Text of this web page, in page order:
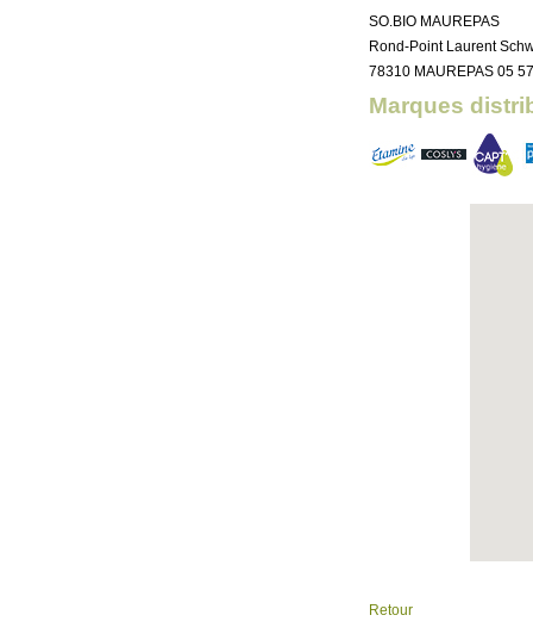
SO.BIO MAUREPAS
Rond-Point Laurent
78310 MAUREPAS 05
Marques
Retour